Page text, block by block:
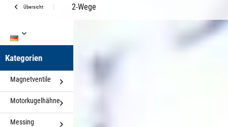
Übersicht 2-Wege
Kategorien
Magnetventile
Motorkugelhähne
Messing